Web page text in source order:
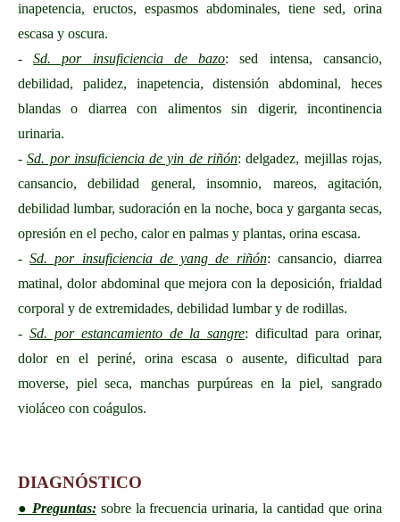
inapetencia, eructos, espasmos abdominales, tiene sed, orina
escasa y oscura.
-Sd. por insuficiencia de bazo: sed intensa, cansancio,
debilidad, palidez, inapetencia, distensión abdominal, heces
blandas o diarrea con alimentos sin digerir, incontinencia
urinaria.
-Sd. por insuficiencia de yin de riñón: delgadez, mejillas rojas,
cansancio, debilidad general, insomnio, mareos, agitación,
debilidad lumbar, sudoración en la noche, boca y garganta secas,
opresión en el pecho, calor en palmas y plantas, orina escasa.
-Sd. por insuficiencia de yang de riñón: cansancio, diarrea
matinal, dolor abdominal que mejora con la deposición, frialdad
corporal y de extremidades, debilidad lumbar y de rodillas.
- Sd. por estancamiento de la sangre: dificultad para orinar,
dolor en el periné, orina escasa o ausente, dificultad para
moverse, piel seca, manchas purpúreas en la piel, sangrado
violáceo con coágulos.
DIAGNÓSTICO
● Preguntas:sobre la frecuencia urinaria, la cantidad que orina